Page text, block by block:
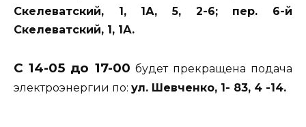
Скелеватский, 1, 1А, 5, 2-6; пер. 6-й
Скелеватский, 1, 1А.
С 14-05 до 17-00 будет прекращена подача
электроэнергии по: ул. Шевченко, 1- 83, 4 -14.